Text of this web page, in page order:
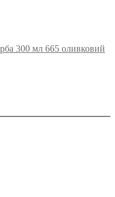
300 мл 665 оливковий